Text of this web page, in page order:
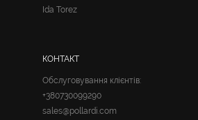
Ida Torez
КОНТАКТ
Обслуговування клієнтів:
+380730099290
sales@pollardi.com